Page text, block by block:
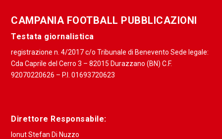
CAMPANIA FOOTBALL PUBBLICAZIONI
Testata giornalistica
registrazione n. 4/2017 c/o Tribunale di Benevento Sede legale:
Cda Caprile del Cerro 3 – 82015 Durazzano (BN) C.F.
92070220626 – P.I. 01693720623
Direttore Responsabile:
Ionut Stefan Di Nuzzo